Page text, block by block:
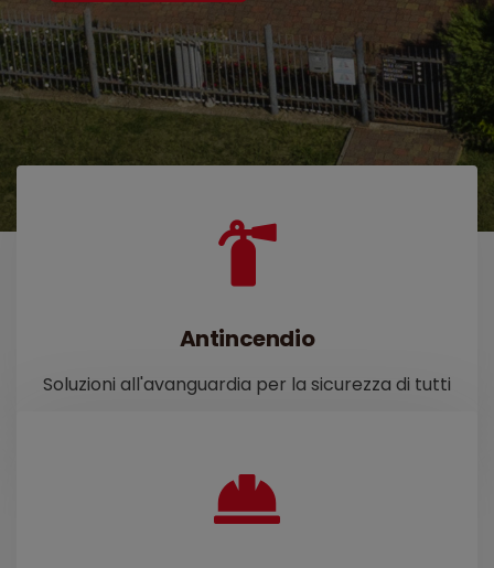
Antincendio
Soluzioni all'avanguardia per la sicurezza di tutti